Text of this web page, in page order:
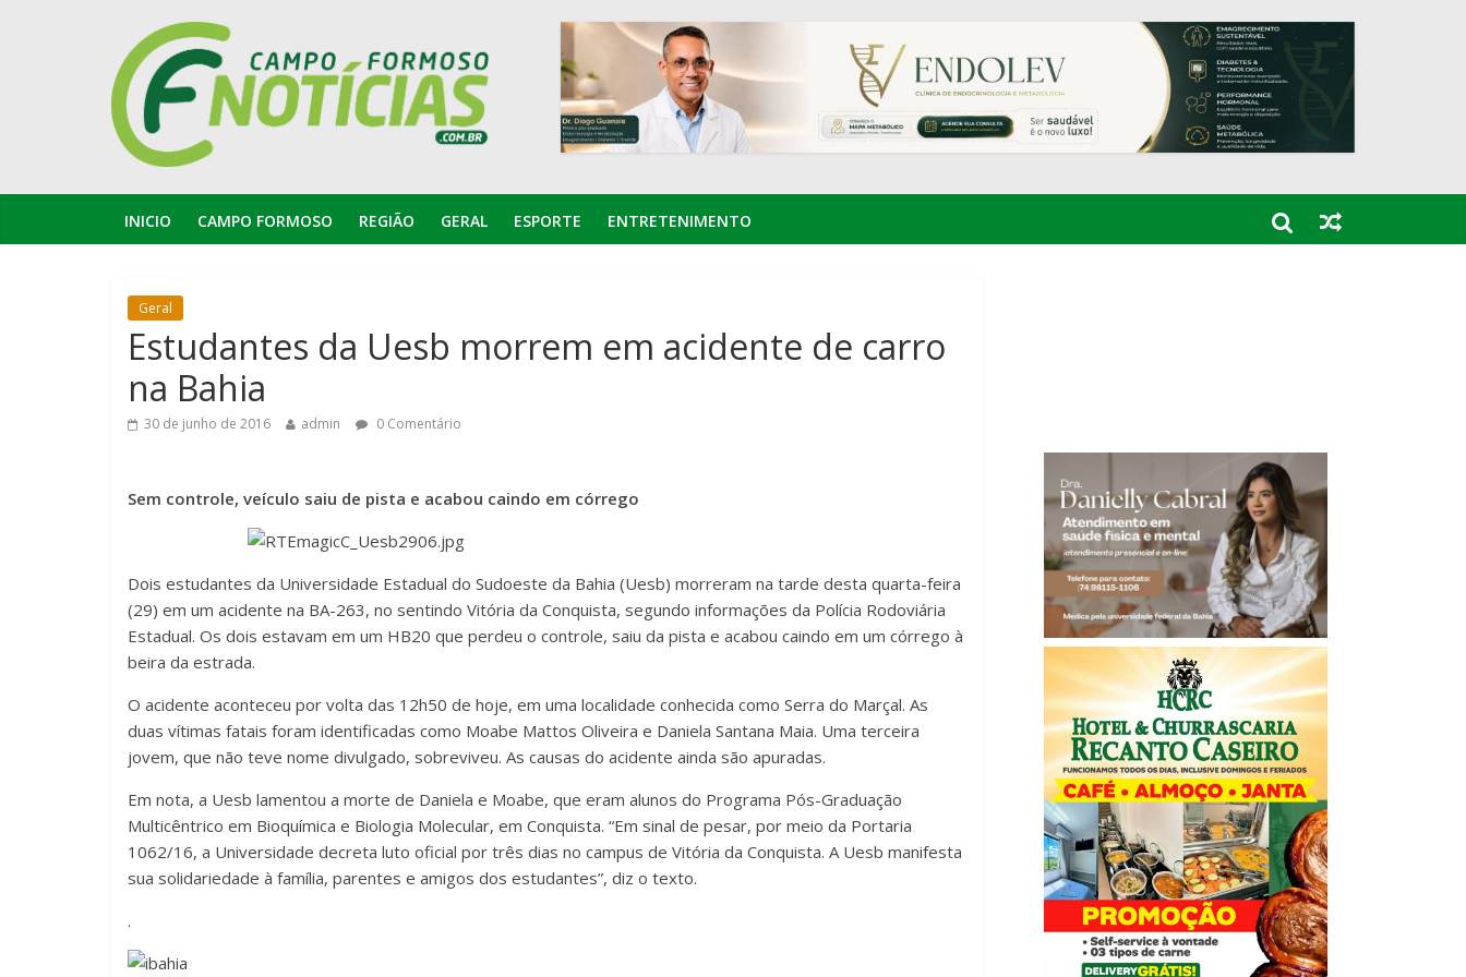
INICIO CAMPO FORMOSO REGIÃO GERAL ESPORTE ENTRETENIMENTO
Geral
Estudantes da Uesb morrem em acidente de carro
na Bahia
30 de junho de 2016 admin 0 Comentário
Sem controle, veículo saiu de pista e acabou caindo em córrego
Dois estudantes da Universidade Estadual do Sudoeste da Bahia (Uesb) morreram na tarde desta quarta-feira
(29) em um acidente na BA-263, no sentindo Vitória da Conquista, segundo informações da Polícia Rodoviária
Estadual. Os dois estavam em um HB20 que perdeu o controle, saiu da pista e acabou caindo em um córrego à
beira da estrada.
O acidente aconteceu por volta das 12h50 de hoje, em uma localidade conhecida como Serra do Marçal. As
duas vítimas fatais foram identificadas como Moabe Mattos Oliveira e Daniela Santana Maia. Uma terceira
jovem, que não teve nome divulgado, sobreviveu. As causas do acidente ainda são apuradas.
Em nota, a Uesb lamentou a morte de Daniela e Moabe, que eram alunos do Programa Pós-Graduação
Multicêntrico em Bioquímica e Biologia Molecular, em Conquista. “Em sinal de pesar, por meio da Portaria
1062/16, a Universidade decreta luto oficial por três dias no campus de Vitória da Conquista. A Uesb manifesta
sua solidariedade à família, parentes e amigos dos estudantes”, diz o texto.
.